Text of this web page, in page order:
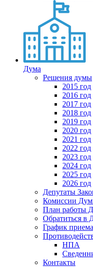
Дума
Решения думы
2015 год
2016 год
2017 год
2018 год
2019 год
2020 год
2021 год
2022 год
2023 год
2024 год
2025 год
2026 год
Депутаты
Комиссии
План работы
Обратиться в
График
НПА
Контакты